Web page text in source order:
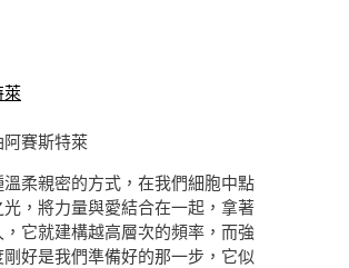
萊
阿賽斯特萊
溫柔親密的方式，在我們細胞中點
，將力量與愛結合在一起，拿著
它就建構越高層次的頻率，而強
好是我們準備好的那一步，它似